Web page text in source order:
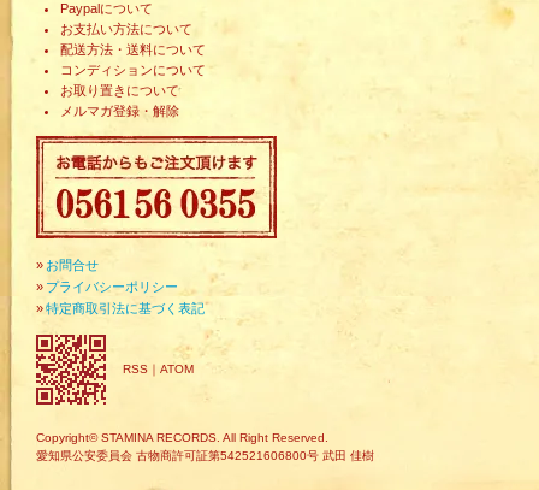
Paypalについて
お支払い方法について
配送方法・送料について
コンディションについて
お取り置きについて
メルマガ登録・解除
» お問合せ
» プライバシーポリシー
»特定商取引法に基づく表記
RSS ｜ ATOM
Copyright© STAMINA RECORDS. All Right Reserved.
愛知県公安委員会 古物商許可証第542521606800号 武田 佳樹